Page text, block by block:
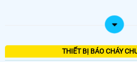
🚨THIẾT BỊ BÁO CHÁY
THIẾT BỊ BÁO CHÁY